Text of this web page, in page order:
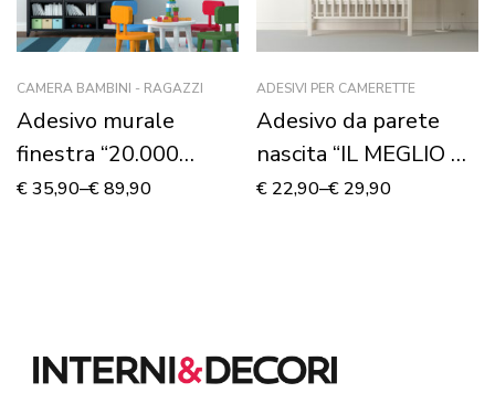
CAMERA BAMBINI - RAGAZZI
Adesivo murale
finestra “20.000
LEGHE SOTTO I
€35,90–€89,90
ADESIVI PER CAMERETTE
Adesivo da parete
nascita “IL MEGLIO DI
NOI…SEI TU!” –
€ 22,90–€ 29,90